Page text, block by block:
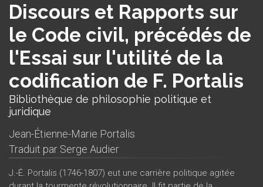
Discours et Rapports sur
le Code civil, précédés de
l'Essai sur l'utilité de la
codification de F. Portalis
Bibliothèque de philosophie politique et
juridique
Jean-Étienne-Marie Portalis
Traduit par Serge Audier
J.-É. Portalis (1746-1807) eut une carrière politique agitée